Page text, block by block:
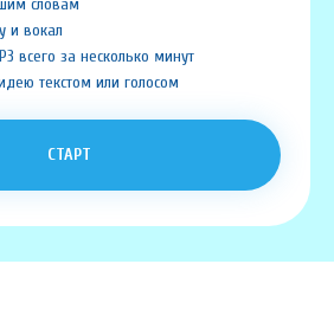
словам
и вокал
всего за несколько минут
текстом или голосом
СТАРТ